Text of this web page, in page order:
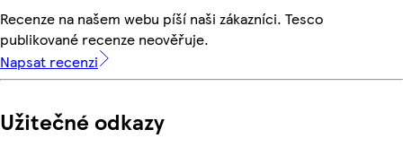
Recenze na našem webu píší naši zákazníci. Tesco
publikované recenze neověřuje.
Napsat recenzi
Užitečné odkazy